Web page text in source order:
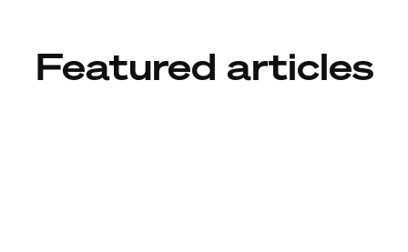
Featured articles